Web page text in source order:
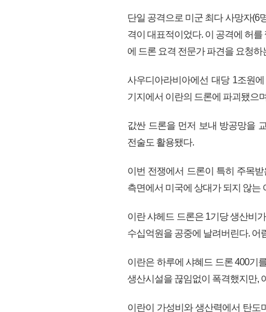
단일 공격으로 미군 최다 사망자(6
격이 대표적이었다. 이 공격에 허
에 드론 요격 전문가 파견을 요청하
사우디아라비아에선 대당 1조원
기지에서 이란의 드론에 파괴됐으
값싼 드론을 먼저 보내 방공망을
전술도 활용됐다.
이번 전쟁에서 드론이 특히 주목
측면에서 미국에 상대가 되지 않는
이란 샤헤드 드론은 1기당 생산비
수십억원을 공중에 날려버린다. 어
이란은 하루에 샤혜드 드론 400기
생산시설을 끊임없이 폭격했지만,
이란이 가성비와 생산력에서 탄도